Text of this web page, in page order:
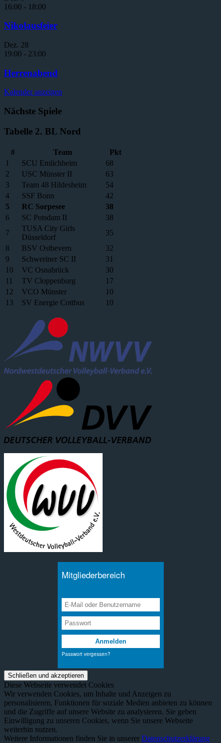
16:00 - 18:00
Nikolausfeier
Dez. 28
19:00 - 23:00
Herrenabend
Kalender anzeigen
Nächste Spiele
Tabelle 2. BL Nord
# Team
Pkt
1
SCU Emlichheim
68
2
USC Münster II
63
3
Team 48 Hildesheim
54
4
SSF Bonn
42
5
RC Sorpesee
38
6
SC Potsdam II
38
7
TUSA City Girls
Düsseldorf
35
8
BSV Ostbevern
32
9
Schweriner SC II
31
10
VC Osnabrück
30
11
TV Cloppenburg
17
12
VCO Münster
10
13
SV Energie Cottbus 10
Diese Webseite verwendet Cookies
Wir verwenden Cookies, um Inhalte und Anzeigen zu
personalisieren, Funktionen für soziale Medien anbieten zu können
und die Zugriffe auf unsere Website zu analysieren. Sie geben
Einwilligung zu unseren Cookies, wenn Sie unsere Webseite
weiterhin nutzen.
Weitere Informationen finden Sie in unserer Datenschutzerklärung